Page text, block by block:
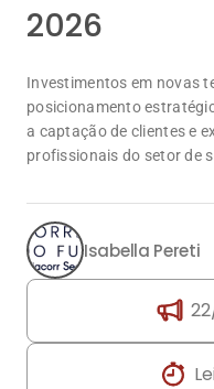
2026
Investimentos em novas
posicionamento
a captação de clientes e
profissionais do setor de
Isabella Pereti